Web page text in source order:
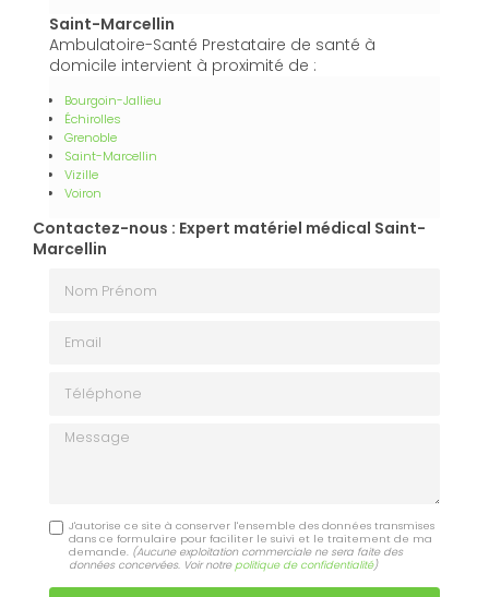
Saint-Marcellin
Ambulatoire-Santé Prestataire de santé à
domicile intervient à proximité de :
Bourgoin-Jallieu
Échirolles
Grenoble
Saint-Marcellin
Vizille
Voiron
Contactez-nous : Expert matériel médical Saint-
Marcellin
Message
J'autorise ce site à conserver l'ensemble des données transmises
dans ce formulaire pour faciliter le suivi et le traitement de ma
demande. (Aucune exploitation commerciale ne sera faite des
données concervées. Voir notre politique de confidentialité)